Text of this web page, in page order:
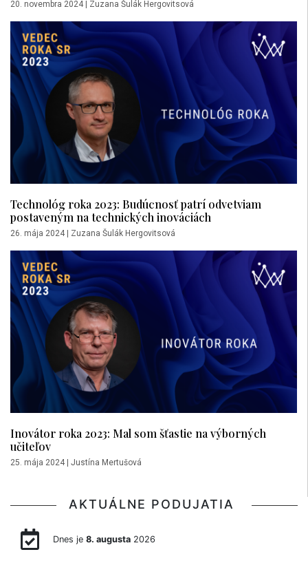
20. novembra 2024 | Zuzana Šulák Hergovitsová
Technológ roka 2023: Budúcnosť patrí odvetviam
postaveným na technických inováciách
26. mája 2024 | Zuzana Šulák Hergovitsová
Inovátor roka 2023: Mal som šťastie na výborných
učiteľov
25. mája 2024 Justína Mertušová
AKTUÁLNE PODUJATIA
Dnes je 8. augusta2026